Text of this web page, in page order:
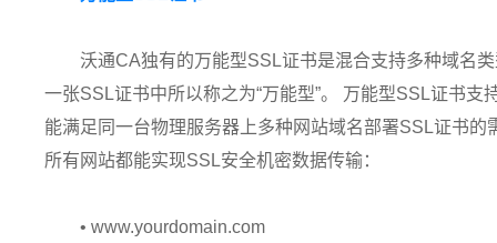
沃通CA独有的万能型SSL证书是混合支持多种域名
一张SSL证书中所以称之为“万能型”。 万能型SSL证书
能满足同一台物理服务器上多种网站域名部署SSL证书
所有网站都能实现SSL安全机密数据传输：
• www.yourdomain.com